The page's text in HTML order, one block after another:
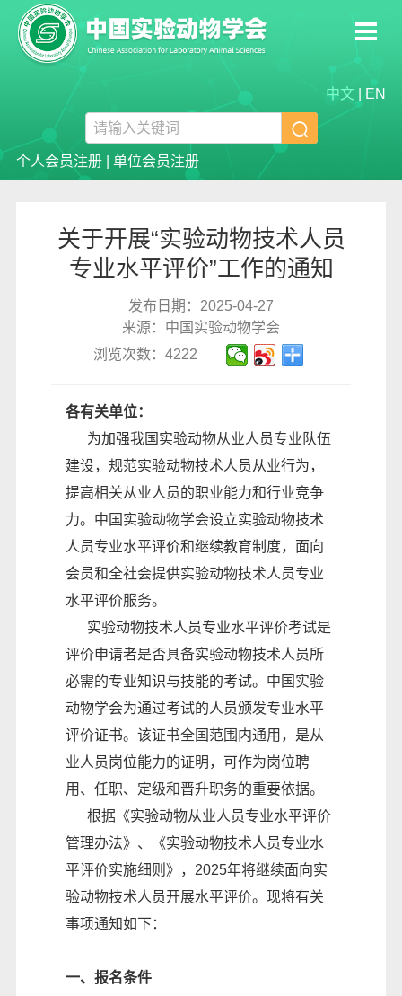
中文 EN

个人会员注册| 单位会员注册
关于开展“实验动物技术人员
专业水平评价”工作的通知
发布日期：2025-04-27
来源：中国实验动物学会
浏览次数：4222
各有关单位：
为加强我国实验动物从业人员专业队伍
建设，规范实验动物技术人员从业行为，
提高相关从业人员的职业能力和行业竞争
力。中国实验动物学会设立实验动物技术
人员专业水平评价和继续教育制度，面向
会员和全社会提供实验动物技术人员专业
水平评价服务。
实验动物技术人员专业水平评价考试是
评价申请者是否具备实验动物技术人员所
必需的专业知识与技能的考试。中国实验
动物学会为通过考试的人员颁发专业水平
评价证书。该证书全国范围内通用，是从
业人员岗位能力的证明，可作为岗位聘
用、任职、定级和晋升职务的重要依据。
根据《实验动物从业人员专业水平评价
管理办法》、《实验动物技术人员专业水
平评价实施细则》，2025年将继续面向实
验动物技术人员开展水平评价。现将有关
事项通知如下：
一、报名条件